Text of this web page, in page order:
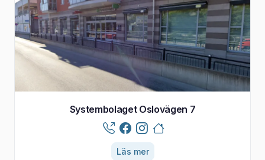
Systembolaget Oslovägen 7
Läs mer